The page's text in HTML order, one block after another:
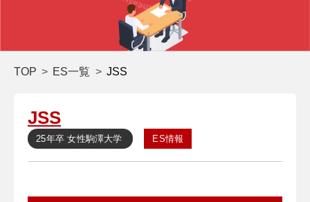
TOP ES一覧 JSS
JSS
25年卒 女性駒澤大学 ES情報